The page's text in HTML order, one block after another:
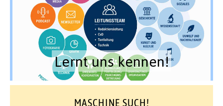
Lernt uns kennen!
MASCHINE SUCH!